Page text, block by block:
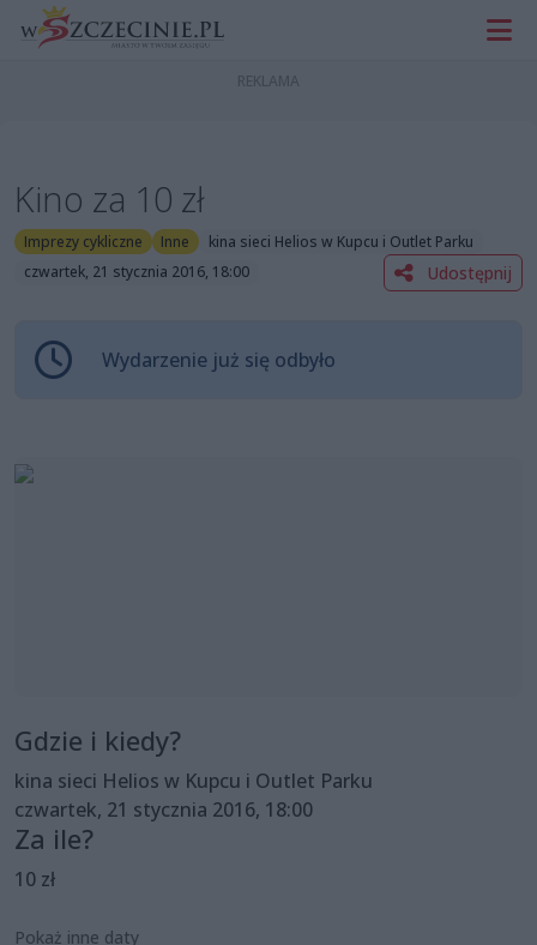
Kino za 10 zł
Imprezy cykliczne Inne
kina sieci Helios w Kupcu i Outlet Parku
czwartek, 21 stycznia 2016, 18:00
Udostępnij
Wydarzenie już się odbyło
Gdzie i kiedy?
kina sieci Helios w Kupcu i Outlet Parku
czwartek, 21 stycznia 2016, 18:00
Za ile?
10 zł
Pokaż inne daty